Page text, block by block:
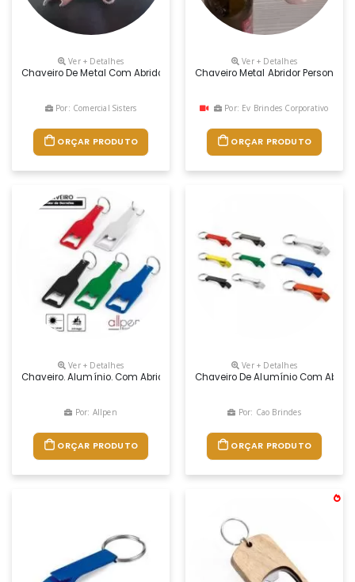
Ver + Detalhes
Chaveiro De Metal Com Abridor De Lata E Garrafa.
Por: Comercial Sisters
ORÇAR PRODUTO
Ver + Detalhes
Chaveiro Metal Abridor
Por: Ev Brindes Corporativo
ORÇAR PRODUTO
Ver + Detalhes
Chaveiro. Alumínio. Com Abridor De Garrafas. Dimensão Produto: 30 X
Por: Allpen
ORÇAR PRODUTO
Ver + Detalhes
Chaveiro De Alumínio Com
Por: Cao Brindes
ORÇAR PRODUTO